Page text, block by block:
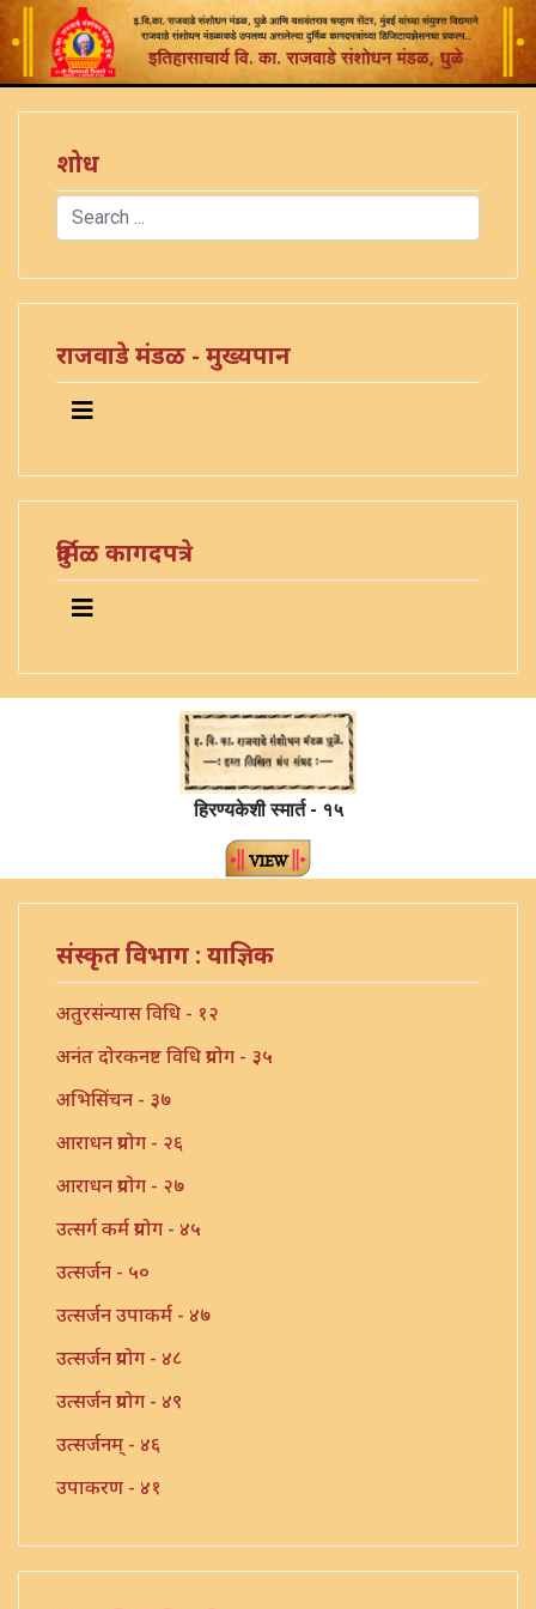
शोध
Search
राजवाडे मंडळ - मुख्यपान
दुर्मिळ कागदपत्रे
हिरण्यकेशी स्मार्त - १५
संस्कृत विभाग : याज्ञिक
अतुरसंन्यास विधि - १२
अनंत दोरकनष्ट विधि प्रयोग - ३५
अभिसिंचन - ३७
आराधन प्रयोग - २६
आराधन प्रयोग - २७
उत्सर्ग कर्म प्रयोग - ४५
उत्सर्जन - ५०
उत्सर्जन उपाकर्म - ४७
उत्सर्जन प्रयोग - ४८
उत्सर्जन प्रयोग - ४९
उत्सर्जनम् - ४६
उपाकरण - ४१
उपाकर्म - ४३